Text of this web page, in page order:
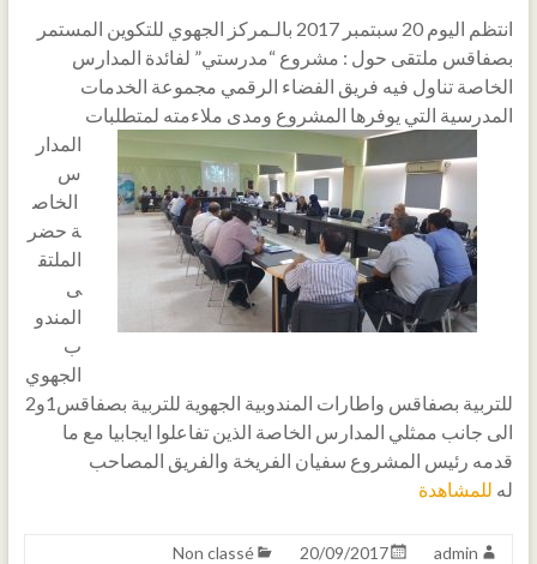
انتظم اليوم 20 سبتمبر 2017 بالـمركز الجهوي للتكوين المستمر
بصفاقس ملتقى حول : مشروع “مدرستي” لفائدة المدارس
الخاصة تناول فيه فريق الفضاء الرقمي مجموعة الخدمات
المدرسية التي يوفرها المشروع ومدى ملاءمته لمتطلبات
المدار
س
الخاص
ة حضر
الملتق
ى
المندو
ب
الجهوي
للتربية بصفاقس واطارات المندوبية الجهوية للتربية بصفاقس1و2
الى جانب ممثلي المدارس الخاصة الذين تفاعلوا ايجابيا مع ما
قدمه رئيس المشروع سفيان الفريخة والفريق المصاحب
له للمشاهدة
admin
20/09/2017
Non classé